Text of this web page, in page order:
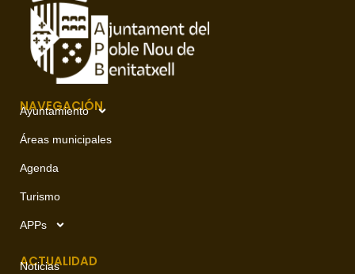
NAVEGACIÓN
Ayuntamiento
Áreas municipales
Agenda
Turismo
APPs
ACTUALIDAD
Noticias